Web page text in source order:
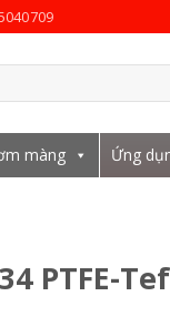
màng Ứng
PTFE-